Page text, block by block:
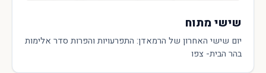
שישי מתוח
יום שישי האחרון של הרמאדן: התפרעויות והפרות סדר אלימות
בהר הבית- צפו